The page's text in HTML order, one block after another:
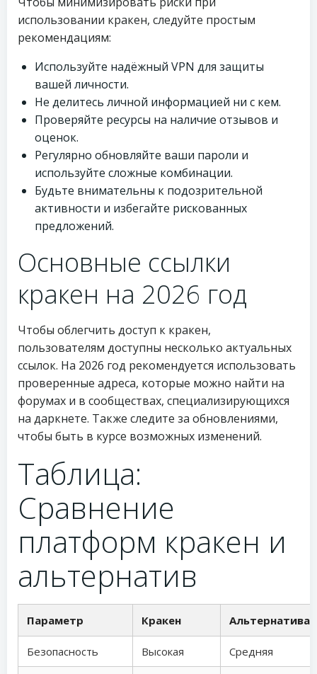
использовании кракен, следуйте простым
рекомендациям:
Используйте надёжный VPN для защиты
вашей личности.
Не делитесь личной информацией ни с кем.
Проверяйте ресурсы на наличие отзывов и
оценок.
Регулярно обновляйте ваши пароли и
используйте сложные комбинации.
Будьте внимательны к подозрительной
активности и избегайте рискованных
предложений.
Основные ссылки
кракен на 2026 год
Чтобы облегчить доступ к кракен,
пользователям доступны несколько актуальных
ссылок. На 2026 год рекомендуется использовать
проверенные адреса, которые можно найти на
форумах и в сообществах, специализирующихся
на даркнете. Также следите за обновлениями,
чтобы быть в курсе возможных изменений.
Таблица:
Сравнение
платформ кракен и
альтернатив
Параметр Кракен Альтернатива
Безопасность Высокая Средняя